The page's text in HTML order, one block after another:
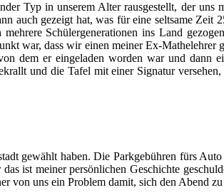
Typ in unserem Alter rausgestellt, der uns
auch gezeigt hat, was für eine seltsame Zeit
Schülergenerationen ins Land
war, dass wir einen meiner Ex-Mathelehrer
dem er eingeladen worden war und dann
und die Tafel mit einer Signatur
gewählt haben. Die Parkgebühren fürs
ist meiner persönlichen Geschichte
von uns ein Problem damit, sich den Abend zu